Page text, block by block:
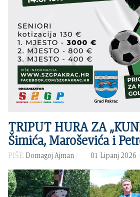
TRIPUT HURA ZA
Šimića, Maroševića i
PIŠE: Domagoj Ajman 01 Lipanj 2026